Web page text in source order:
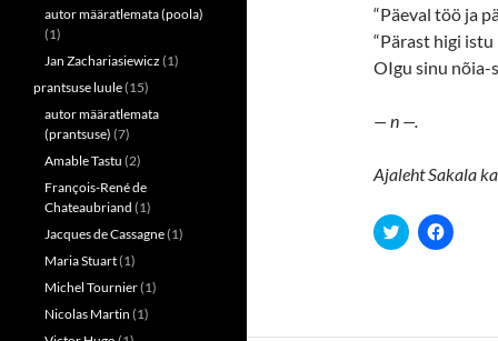
“Päeval töö ja
“Pärast higi istu
OIgu sinu nõia-
— n —.
Ajaleht Sakala
C
l
C
l
autor määratlemata (poola)
(1)
Jan Zachariasiewicz (1)
prantsuse luule(15)
autor määratlemata
(prantsuse) (7)
Amable Tastu (2)
François-René de
Chateaubriand (1)
Jacques de Cassagne(1)
Maria Stuart(1)
Michel Tournier(1)
Nicolas Martin (1)